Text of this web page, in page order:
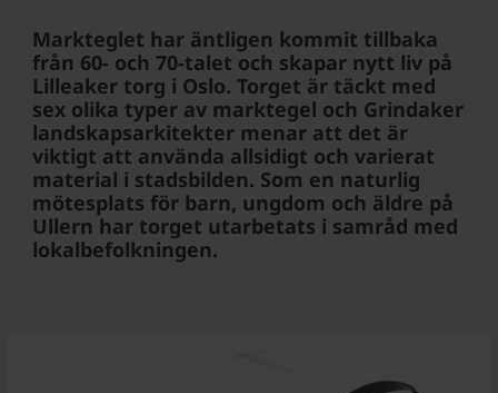
Markteglet har äntligen kommit tillbaka
från 60- och 70-talet och skapar nytt liv på
Lilleaker torg i Oslo. Torget är täckt med
sex olika typer av marktegel och Grindaker
landskapsarkitekter menar att det är
viktigt att använda allsidigt och varierat
material i stadsbilden. Som en naturlig
mötesplats för barn, ungdom och äldre på
Ullern har torget utarbetats i samråd med
lokalbefolkningen.